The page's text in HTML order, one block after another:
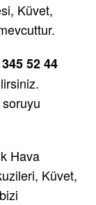
Küvet,
52 44
Hava
Küvet,